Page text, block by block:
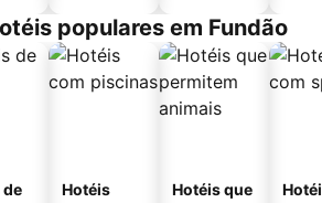
populares em Fundão
de
Hotéis
Hotéis que